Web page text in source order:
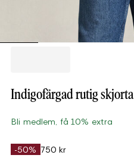
Indigofärgad rutig skjorta
Bli medlem, få 10% extra
-50% 750 kr